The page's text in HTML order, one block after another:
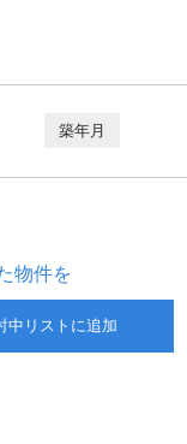
築年月
物件を
中リストに追加